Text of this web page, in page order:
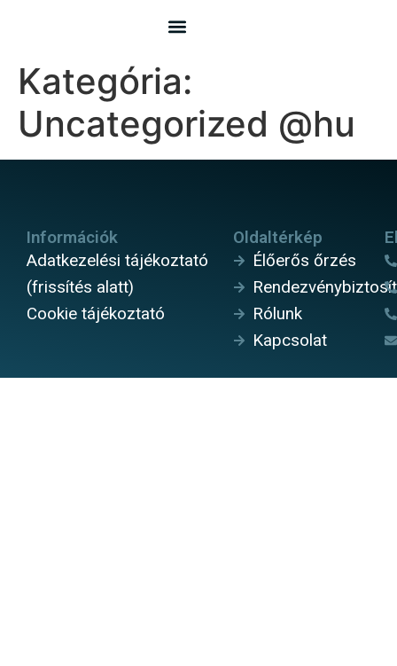
Kategória:
Uncategorized @hu
Információk
Adatkezelési tájékoztató
(frissítés alatt)
Cookie tájékoztató
Oldaltérkép
Élőerős őrzés
Rólunk
Kapcsolat